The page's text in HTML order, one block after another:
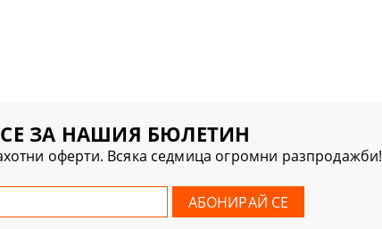
ЗА НАШИЯ БЮЛЕТИН
оферти. Всяка седмица огромни разпродажби!